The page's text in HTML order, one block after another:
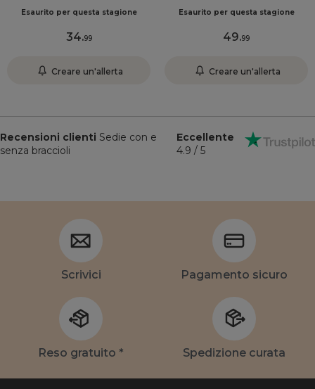
Esaurito per questa stagione
34.99
Creare un'allerta
Esaurito per questa stagione
49.99
Creare un'allerta
Recensioni clienti Sedie con e
senza braccioli
Eccellente
4.9 / 5
Scrivici Pagamento sicuro
Reso gratuito * Spedizione curata